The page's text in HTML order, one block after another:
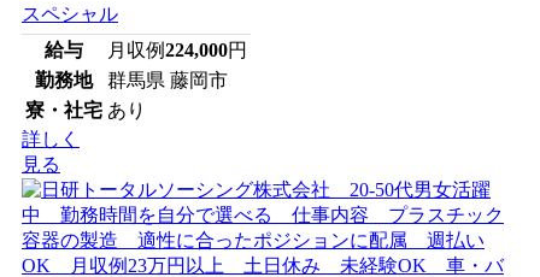
スペシャル
給与
月収例224,000円
勤務地
群馬県 藤岡市
寮・社宅 あり
詳しく
見る